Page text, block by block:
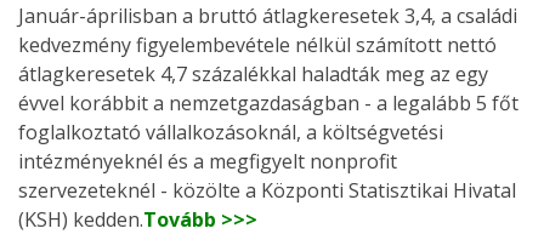
Január-áprilisban a bruttó átlagkeresetek 3,4, a családi
kedvezmény figyelembevétele nélkül számított nettó
átlagkeresetek 4,7 százalékkal haladták meg az egy
évvel korábbit a nemzetgazdaságban - a legalább 5 főt
foglalkoztató vállalkozásoknál, a költségvetési
intézményeknél és a megfigyelt nonprofit
szervezeteknél - közölte a Központi Statisztikai Hivatal
(KSH) kedden.Tovább >>>